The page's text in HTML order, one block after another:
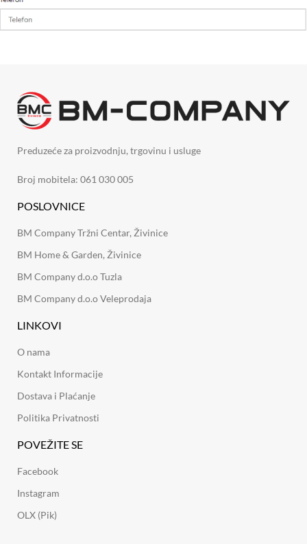
Preduzeće za proizvodnju, trgovinu i usluge
Broj mobitela: 061 030 005
POSLOVNICE
BM Company Tržni Centar, Živinice
BM Home & Garden, Živinice
BM Company d.o.o Tuzla
BM Company d.o.o Veleprodaja
LINKOVI
O nama
Kontakt Informacije
Dostava i Plaćanje
Politika Privatnosti
POVEŽITE SE
Facebook
Instagram
OLX (Pik)